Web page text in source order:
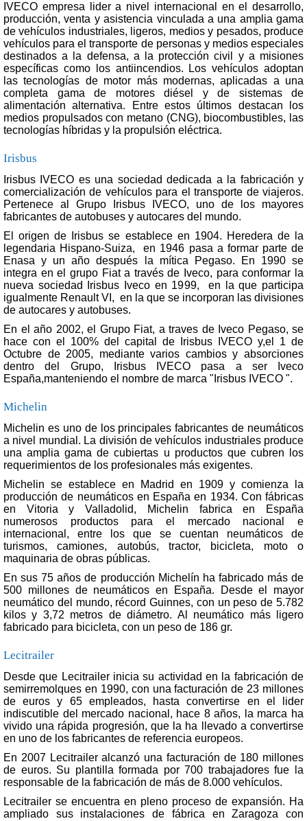
IVECO empresa lider a nivel internacional en el desarrollo,
producción, venta y asistencia vinculada a una amplia gama
de vehículos industriales, ligeros, medios y pesados, produce
vehículos para el transporte de personas y medios especiales
destinados a la defensa, a la protección civil y a misiones
específicas como los antiincendios. Los vehículos adoptan
las tecnologías de motor más modernas, aplicadas a una
completa gama de motores diésel y de sistemas de
alimentación alternativa. Entre estos últimos destacan los
medios propulsados con metano (CNG), biocombustibles, las
tecnologías híbridas y la propulsión eléctrica.
Irisbus
Irisbus IVECO es una sociedad dedicada a la fabricación y
comercialización de vehículos para el transporte de viajeros.
Pertenece al Grupo Irisbus IVECO, uno de los mayores
fabricantes de autobuses y autocares del mundo.
El origen de Irisbus se establece en 1904. Heredera de la
legendaria Hispano-Suiza, en 1946 pasa a formar parte de
Enasa y un año después la mítica Pegaso. En 1990 se
integra en el grupo Fiat a través de Iveco, para conformar la
nueva sociedad Irisbus Iveco en 1999, en la que participa
igualmente Renault VI, en la que se incorporan las divisiones
de autocares y autobuses.
En el año 2002, el Grupo Fiat, a traves de Iveco Pegaso, se
hace con el 100% del capital de Irisbus IVECO y,el 1 de
Octubre de 2005, mediante varios cambios y absorciones
dentro del Grupo, Irisbus IVECO pasa a ser Iveco
España,manteniendo el nombre de marca "Irisbus IVECO ".
Michelin
Michelin es uno de los principales fabricantes de neumáticos
a nivel mundial. La división de vehículos industriales produce
una amplia gama de cubiertas u productos que cubren los
requerimientos de los profesionales más exigentes.
Michelin se establece en Madrid en 1909 y comienza la
producción de neumáticos en España en 1934. Con fábricas
en Vitoria y Valladolid, Michelin fabrica en España
numerosos productos para el mercado nacional e
internacional, entre los que se cuentan neumáticos de
turismos, camiones, autobús, tractor, bicicleta, moto o
maquinaria de obras públicas.
En sus 75 años de producción Michelín ha fabricado más de
500 millones de neumáticos en España. Desde el mayor
neumático del mundo, récord Guinnes, con un peso de 5.782
kilos y 3,72 metros de diámetro. Al neumático más ligero
fabricado para bicicleta, con un peso de 186 gr.
Lecitrailer
Desde que Lecitrailer inicia su actividad en la fabricación de
semirremolques en 1990, con una facturación de 23 millones
de euros y 65 empleados, hasta convertirse en el lider
indiscutible del mercado nacional, hace 8 años, la marca ha
vivido una rápida progresión, que la ha llevado a convertirse
en uno de los fabricantes de referencia europeos.
En 2007 Lecitrailer alcanzó una facturación de 180 millones
de euros. Su plantilla formada por 700 trabajadores fue la
responsable de la fabricación de más de 8.000 vehículos.
Lecitrailer se encuentra en pleno proceso de expansión. Ha
ampliado sus instalaciones de fábrica en Zaragoza con